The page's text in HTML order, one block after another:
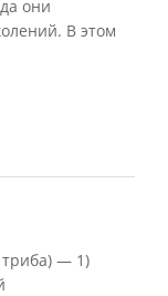
они
В этом
— 1)